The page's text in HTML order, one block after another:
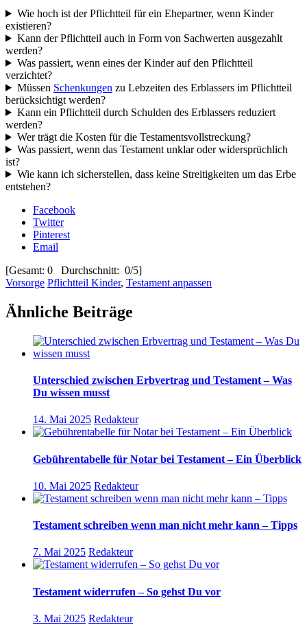
Wie hoch ist der Pflichtteil für ein Ehepartner, wenn Kinder
existieren?
Kann der Pflichtteil auch in Form von Sachwerten ausgezahlt
werden?
Was passiert, wenn eines der Kinder auf den Pflichtteil
verzichtet?
Müssen Schenkungen zu Lebzeiten des Erblassers im Pflichtteil
berücksichtigt werden?
Kann ein Pflichtteil durch Schulden des Erblassers reduziert
werden?
Wer trägt die Kosten für die Testamentsvollstreckung?
Was passiert, wenn das Testament unklar oder widersprüchlich
ist?
Wie kann ich sicherstellen, dass keine Streitigkeiten um das Erbe
entstehen?
Facebook
Twitter
Pinterest
Email
[Gesamt: 0 Durchschnitt: 0/5]
Vorsorge Pflichtteil Kinder, Testament anpassen
Ähnliche Beiträge
Unterschied zwischen Erbvertrag und Testament – Was
Du wissen musst
14. Mai 2025 Redakteur
Gebührentabelle für Notar bei Testament – Ein Überblick
10. Mai 2025 Redakteur
Testament schreiben wenn man nicht mehr kann – Tipps
7. Mai 2025 Redakteur
Testament widerrufen – So gehst Du vor
3. Mai 2025 Redakteur